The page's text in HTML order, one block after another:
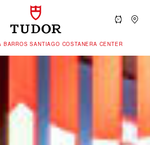
BARROS SANTIAGO COSTANERA CENTER